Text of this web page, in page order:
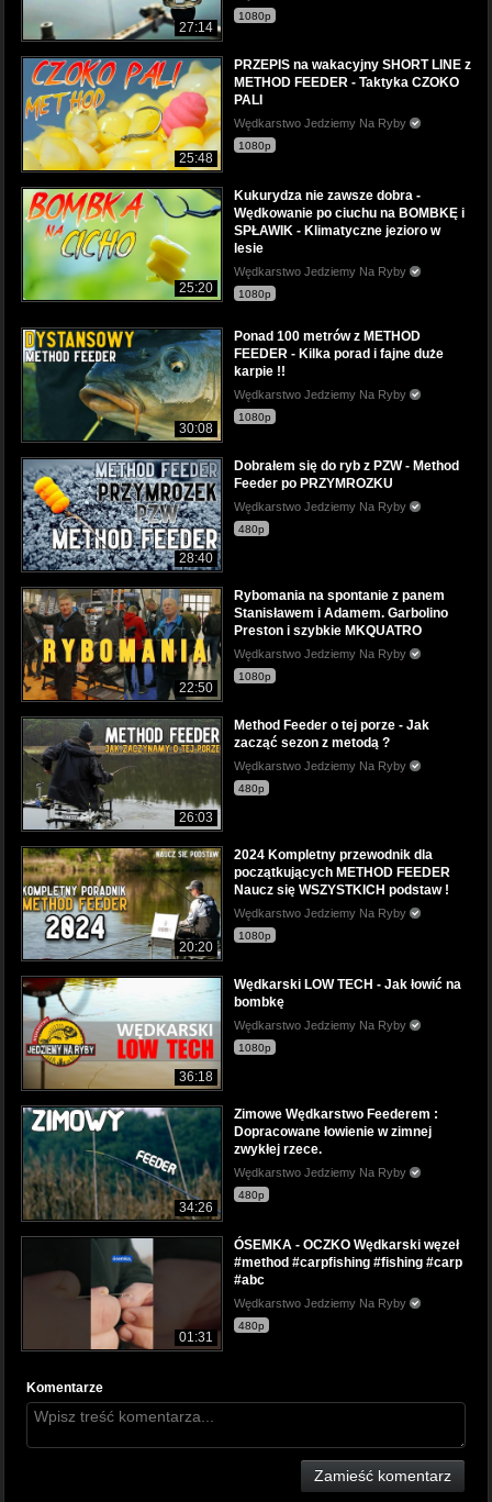
27:14
1080p
25:48
PRZEPIS na wakacyjny SHORT LINE z
METHOD FEEDER - Taktyka CZOKO
PALI
Wędkarstwo Jedziemy Na Ryby
1080p
25:20
Kukurydza nie zawsze dobra -
Wędkowanie po ciuchu na BOMBKĘ i
SPŁAWIK - Klimatyczne jezioro w
lesie
Wędkarstwo Jedziemy Na Ryby
1080p
30:08
Ponad 100 metrów z METHOD
FEEDER - Kilka porad i fajne duże
karpie !!
Wędkarstwo Jedziemy Na Ryby
1080p
28:40
Dobrałem się do ryb z PZW - Method
Feeder po PRZYMROZKU
Wędkarstwo Jedziemy Na Ryby
480p
22:50
Rybomania na spontanie z panem
Stanisławem i Adamem. Garbolino
Preston i szybkie MKQUATRO
Wędkarstwo Jedziemy Na Ryby
1080p
26:03
Method Feeder o tej porze - Jak
zacząć sezon z metodą ?
Wędkarstwo Jedziemy Na Ryby
480p
20:20
2024 Kompletny przewodnik dla
początkujących METHOD FEEDER
Naucz się WSZYSTKICH podstaw !
Wędkarstwo Jedziemy Na Ryby
1080p
36:18
Wędkarski LOW TECH - Jak łowić na
bombkę
Wędkarstwo Jedziemy Na Ryby
1080p
34:26
Zimowe Wędkarstwo Feederem :
Dopracowane łowienie w zimnej
zwykłej rzece.
Wędkarstwo Jedziemy Na Ryby
480p
01:31
ÓSEMKA - OCZKO Wędkarski węzeł
#method #carpfishing #fishing #carp
#abc
Wędkarstwo Jedziemy Na Ryby
480p
Komentarze
Zamieść komentarz